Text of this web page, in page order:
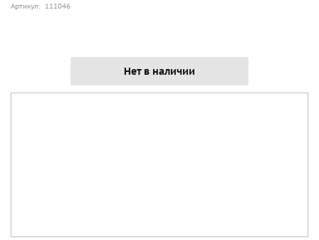
Артикул: 111046
Нет в наличии